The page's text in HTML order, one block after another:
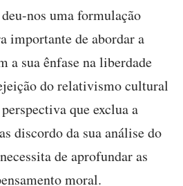
nos uma formulação
importante de abordar a
a sua ênfase na liberdade
do relativismo cultural
que exclua a
discordo da sua análise do
de aprofundar as
moral.